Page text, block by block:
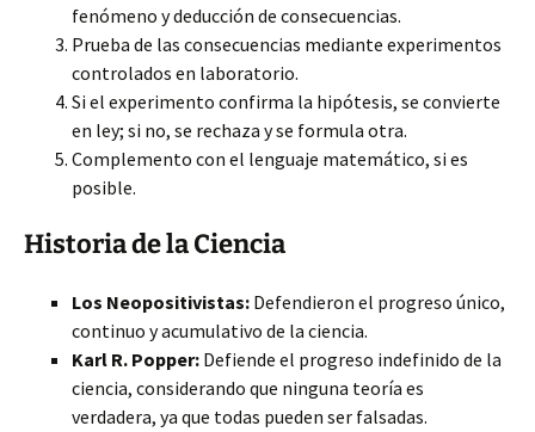
fenómeno y deducción de consecuencias.
Prueba de las consecuencias mediante experimentos
controlados en laboratorio.
Si el experimento confirma la hipótesis, se convierte
en ley; si no, se rechaza y se formula otra.
Complemento con el lenguaje matemático, si es
posible.
Historia de la Ciencia
Los Neopositivistas: Defendieron el progreso único,
continuo y acumulativo de la ciencia.
Karl R. Popper: Defiende el progreso indefinido de la
ciencia, considerando que ninguna teoría es
verdadera, ya que todas pueden ser falsadas.